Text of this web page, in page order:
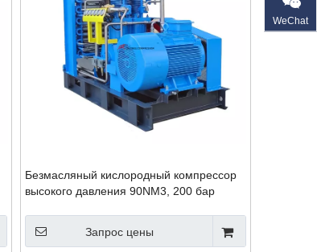
Безмасляный кислородный компрессор
высокого давления 90NM3, 200 бар
Запрос цены
WeChat